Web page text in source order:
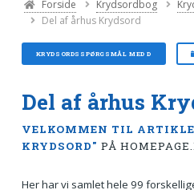
Forside Krydsordbog
Del af århus Krydsord
KRYDSORDSSPØRGSMÅL MED D
Del af århus
VELKOMMEN TIL
KRYDSORD" PÅ
Her har vi samlet hele 99